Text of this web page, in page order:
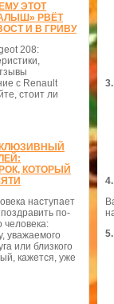
ЭТОТ
РВЁТ
И В ГРИВУ
208:
с Renault
стоит ли
КОТОРЫЙ
наступает
по-
человека:
уважаемого
или близкого
кажется, уже
3.
4.
5.